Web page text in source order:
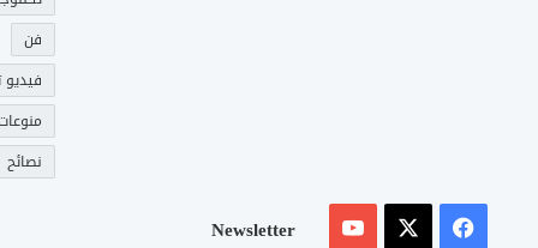
فن
فيديو
نصائح
فيسبوك
‫YouTube
Newsletter